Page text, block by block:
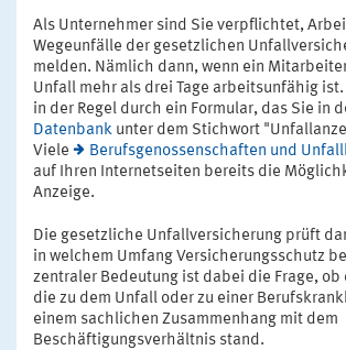
Als Unternehmer sind Sie verpflichtet,
Wegeunfälle der gesetzlichen
melden. Nämlich dann, wenn ein
Unfall mehr als drei Tage arbeitsunfähig
in der Regel durch ein Formular, das Sie in
Datenbank unter dem Stichwort
Viele
Berufsgenossenschaften und
auf Ihren Internetseiten bereits die
Anzeige.
Die gesetzliche Unfallversicherung prüft
in welchem Umfang Versicherungsschutz
zentraler Bedeutung ist dabei die Frage, ob
die zu dem Unfall oder zu einer
einem sachlichen Zusammenhang mit dem
Beschäftigungsverhältnis stand.